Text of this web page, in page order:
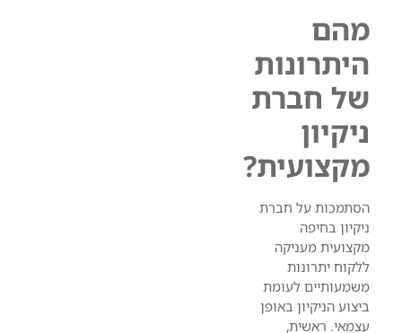
מהם
היתרונות
של חברת
ניקיון
מקצועית?
הסתמכות על חברת
ניקיון בחיפה
מקצועית מעניקה
ללקוח יתרונות
משמעותיים לעומת
ביצוע הניקיון באופן
עצמאי. ראשית,